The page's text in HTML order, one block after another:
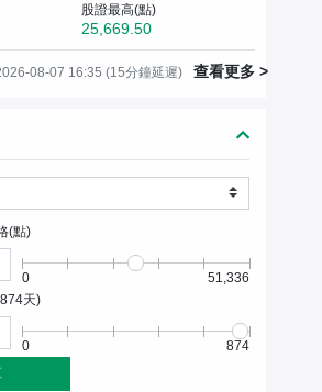
股證最高(點)
25,669.50
08-07 16:35 (15分鐘延遲) 查看更多 >
(點)
0
51,336
874天)
0 874